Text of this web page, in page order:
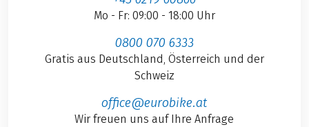
Mo - Fr: 09:00 - 18:00 Uhr
0800 070 6333
Gratis aus Deutschland, Österreich und der
Schweiz
office@eurobike.at
Wir freuen uns auf Ihre Anfrage